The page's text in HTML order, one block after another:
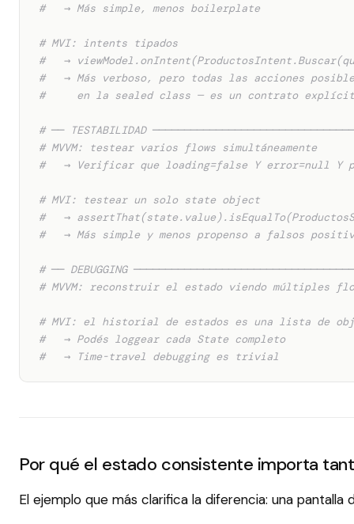
#   → Más simple, menos boilerplate
# MVI: intents tipados
#   →
#   → Más verboso, pero todas las acciones
#     en la sealed class — es un contrato
# ── TESTABILIDAD
# MVVM: testear varios flows simultáneamente
#   → Verificar que loading=false Y error=null Y
# MVI: testear un solo state object
#   →
#   → Más simple y menos propenso a falsos
# ── DEBUGGING
# MVVM: reconstruir el estado viendo múltiples
# MVI: el historial de estados es una lista de
#   → Podés loggear cada State completo
#   → Time-travel debugging es trivial
Por qué el estado consistente importa
El ejemplo que más clarifica la diferencia: una